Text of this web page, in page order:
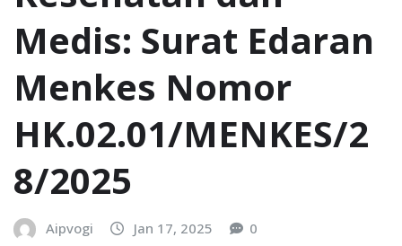
Medis: Surat Edaran
Menkes Nomor
HK.02.01/MENKES/2
8/2025
Aipvogi Jan 17, 2025 0